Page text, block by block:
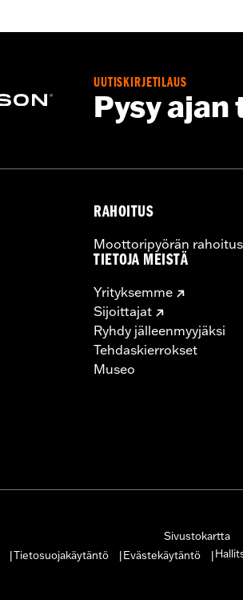
UUTISKIRJETILAUS
Pysy ajan
RAHOITUS
Moottoripyörän rahoitus
TIETOJA MEISTÄ
Yrityksemme
Sijoittajat
Ryhdy jälleenmyyjäksi
Tehdaskierrokset
Museo
Sivustokartta
Tietosuojakäytäntö Evästekäytäntö